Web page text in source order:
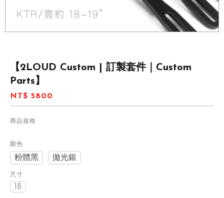
【2LOUD Custom | 訂製套件｜Custom
Parts】
NT$ 5800
商品規格
顏色
粉體黑 拋光銀
尺寸
18